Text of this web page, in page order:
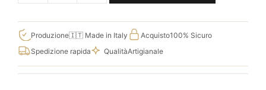
moderno
casa
adesivi
murali,
particolari
Produzione🇮🇹 Made in Italy Acquisto100% Sicuro
Spedizione rapida
QualitàArtigianale